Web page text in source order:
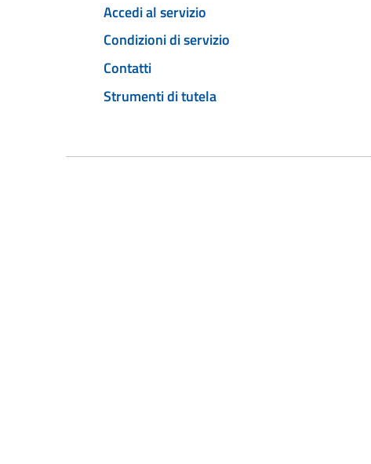
Accedi al servizio
Condizioni di servizio
Contatti
Strumenti di tutela